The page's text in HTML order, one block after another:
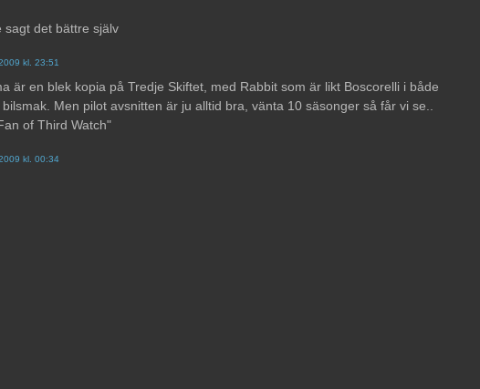
sagt det bättre själv
kl. 23:51
är en blek kopia på Tredje Skiftet, med Rabbit som är likt Boscorelli i både
Men pilot avsnitten är ju alltid bra, vänta 10 säsonger så får vi se..
of Third Watch"
kl. 00:34